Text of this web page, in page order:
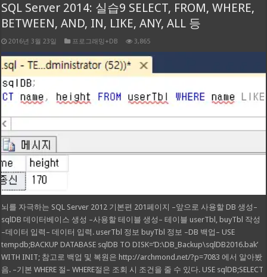
SQL Server 2014: 실습9 SELECT, FROM, WHERE,
BETWEEN, AND, IN, LIKE, ANY, ALL 등
2016년 3월 23일 프로그래밍+DB 3,865
뇌를 자극하는 SQL Server 2012 기본편 201페이지 –앞으로 사용할 DB 생성–
sqlDB 데이터베이스 생성 –사용할 테이블 생성– 테이블 userTbl, buyTbl 작성
–데이터 입력– 데이터 입력. userTbl 정보 buyTbl 정보 –DB 백업– USE
tempdb;BACKUP DATABASE sqlDB TO DISK=’D:\DB_Backup\sqlDB2016.bak’
WITH INIT; 참고로 백업 및 복원은 http://archmond.net/?p=7083 에서 알아봤
음. –기본 WHERE 절– WHERE절은 조회 시 조건을 줄 수 있다. USE sqlDB;SELECT